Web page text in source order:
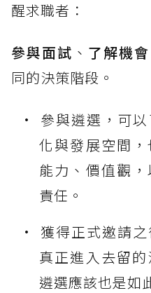
醒求職者：
參與面試 、 了解機會
同的決策階段。
參與遴選，可
化與發展空間
能力、價值觀
責任。
獲得正式邀請
真正進入去留
遴選應該也是如